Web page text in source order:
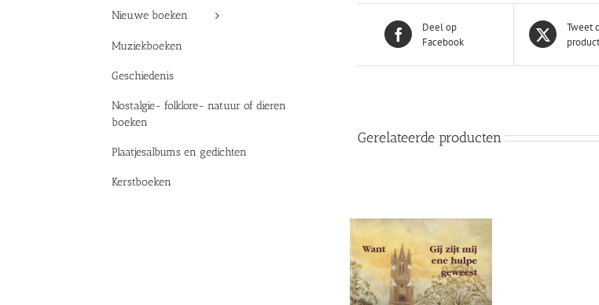
Deel op
Facebook
Tweet
Gerelateerde producten
Nieuwe boeken
Muziekboeken
Geschiedenis
Nostalgie- folklore- natuur of dieren
boeken
Plaatjesalbums en gedichten
Kerstboeken